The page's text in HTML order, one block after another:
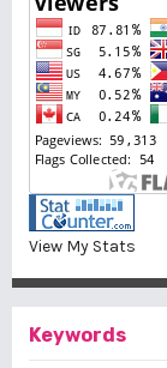
View My Stats
Keywords